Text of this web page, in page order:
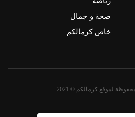
صحة و جمال
خاص كرمالكم
لموقع كرمالكم © 2021